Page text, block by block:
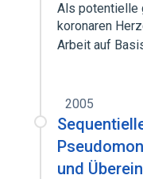
Als potentielle
koronaren
Arbeit auf
2005
und